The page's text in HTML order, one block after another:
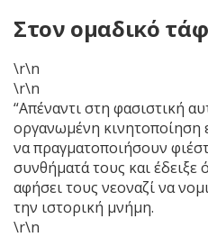
Στον ομαδικό
\r\n
\r\n
“Απέναντι στη φασιστική
οργανωμένη κινητοποίηση
να πραγματοποιήσουν
συνθήματά τους και έδειξε
αφήσει τους νεοναζί να
την ιστορική μνήμη.
\r\n